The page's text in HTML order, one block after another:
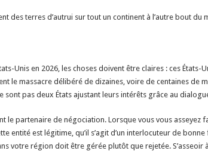
des terres d’autrui sur tout un continent à l’autre bout du
Unis en 2026, les choses doivent être claires : ces États-
le massacre délibéré de dizaines, voire de centaines de
sont pas deux États ajustant leurs intérêts grâce au
le partenaire de négociation. Lorsque vous vous asseyez
entité est légitime, qu’il s’agit d’un interlocuteur de
votre région doit être gérée plutôt que rejetée. S’asseoir